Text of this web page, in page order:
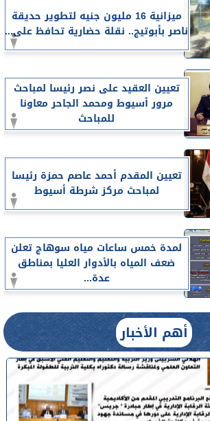
ميزانية 16 مليون جنيه لتطوير حديقة
ناصر بأبوتيج.. نقلة حضارية تحافظ على...
تعيين العقيد على نصر رئيسا لمباحث
مرور أسيوط ومحمد الجاحر معاونا
للمباحث
تعيين المقدم أحمد عاصم حمزة رئيسا
لمباحث مركز شرطة أسيوط
لمدة خمس ساعات مياه سوهاج تعلن
ضعف المياه بالأدوار العليا بمناطق
عدة...
أهم الأخبار